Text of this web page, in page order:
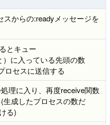
スからの:readyメッセージを
とキュー
）に入っている先頭の数
ロセスに送信する
理に入り、再度receive関数
生成したプロセスの数だ
る)